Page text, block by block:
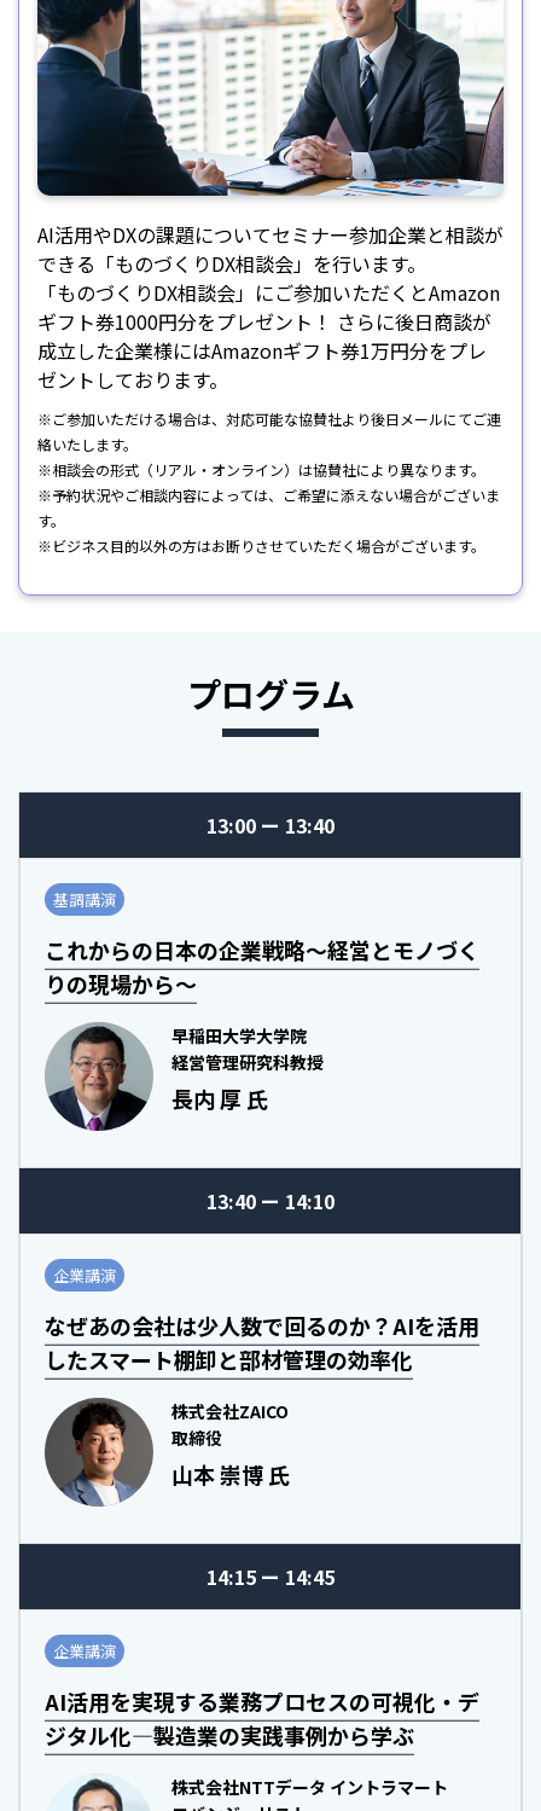
AI活用やDXの課題についてセミナー参加企業と相談が
できる「ものづくりDX相談会」を行います。
「ものづくりDX相談会」にご参加いただくとAmazon
ギフト券1000円分をプレゼント！ さらに後日商談が
成立した企業様にはAmazonギフト券1万円分をプレ
ゼントしております。
※ご参加いただける場合は、対応可能な協賛社より後日メールにてご連
絡いたします。
※相談会の形式（リアル・オンライン）は協賛社により異なります。
※予約状況やご相談内容によっては、ご希望に添えない場合がございま
す。
※ビジネス目的以外の方はお断りさせていただく場合がございます。
プログラム
13:00 13:40
基調講演
これからの日本の企業戦略～経営とモノづく
りの現場から～
早稲田大学大学院
経営管理研究科教授
長内 厚 氏
13:40 14:10
企業講演
なぜあの会社は少人数で回るのか？AIを活用
したスマート棚卸と部材管理の効率化
株式会社ZAICO
取締役
山本 崇博 氏
14:15 14:45
企業講演
AI活用を実現する業務プロセスの可視化・デ
ジタル化―製造業の実践事例から学ぶ
株式会社NTTデータ イントラマート